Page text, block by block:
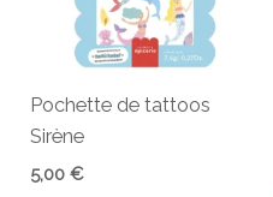
Pochette de tattoos
Sirène
5,00€